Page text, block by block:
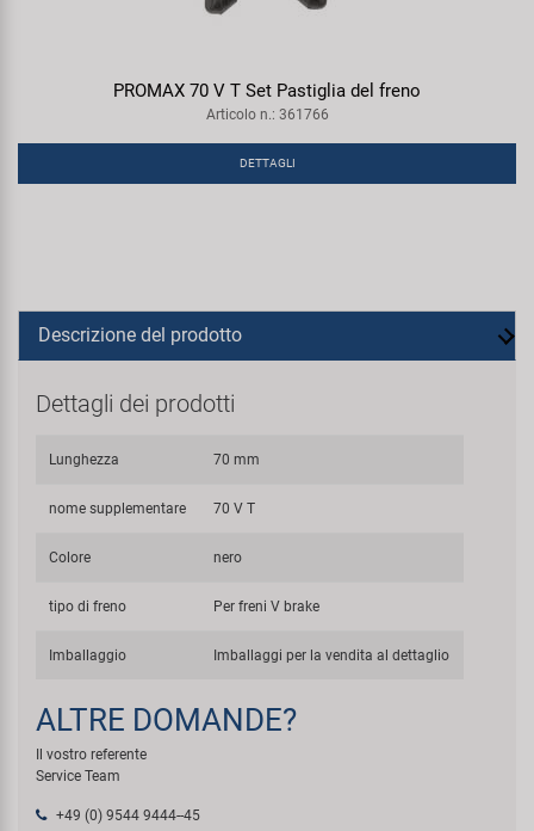
PROMAX 70 V T Set Pastiglia del freno
Articolo n.: 361766
DETTAGLI
Descrizione del prodotto
Dettagli dei prodotti
Lunghezza 70 mm
nome supplementare 70 V T
Colore nero
tipo di freno Per freni V brake
Imballaggio Imballaggi per la vendita al dettaglio
ALTRE DOMANDE?
Il vostro referente
Service Team
+49 (0) 9544 9444--45